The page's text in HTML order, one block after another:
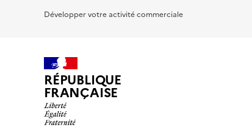
Développer votre activité commerciale
RÉPUBLIQUE
FRANÇAISE